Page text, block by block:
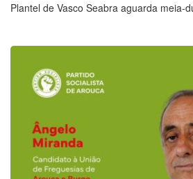
Plantel de Vasco Seabra aguarda meia-